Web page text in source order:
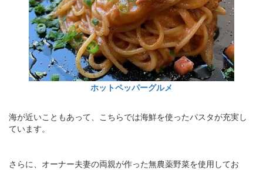
ホットペッパーグルメ
海が近いこともあって、こちらでは海鮮を使ったパスタが充実し
ています。
さらに、オーナー夫妻の両親が作った無農薬野菜を使用してお